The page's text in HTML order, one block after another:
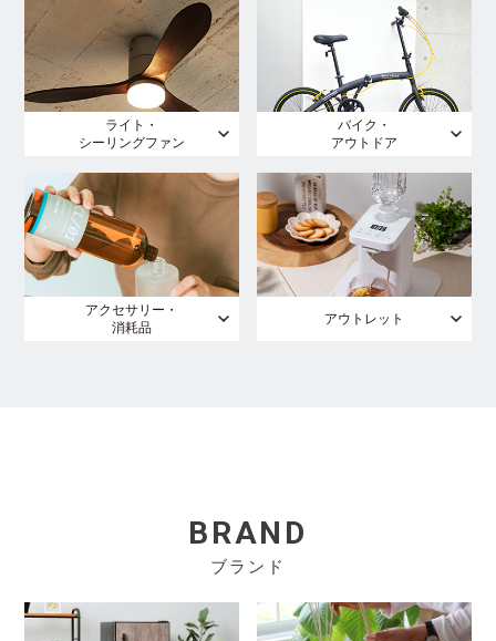
ライト・
シーリングファン
バイク・
アウトドア
アクセサリー・
消耗品
アウトレット
BRAND
ブランド